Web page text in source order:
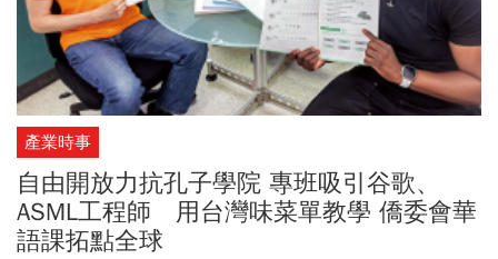
產業時事
自由開放力抗孔子學院 專班吸引谷歌、
ASML工程師 用台灣味菜單教學 僑委會華
語課拓點全球